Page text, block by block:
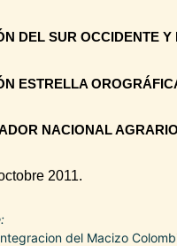
DEL SUR OCCIDENTE
ESTRELLA
NACIONAL
2011.
del Macizo